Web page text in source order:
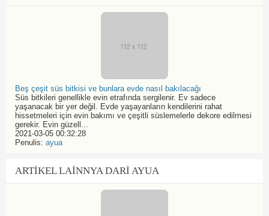
Beş çeşit süs bitkisi ve bunlara evde nasıl bakılacağı
Süs bitkileri genellikle evin etrafında sergilenir. Ev sadece
yaşanacak bir yer değil. Evde yaşayanların kendilerini rahat
hissetmeleri için evin bakımı ve çeşitli süslemelerle dekore edilmesi
gerekir. Evin güzell...
2021-03-05 00:32:28
Penulis: ayua
ARTIKEL LAINNYA DARI AYUA